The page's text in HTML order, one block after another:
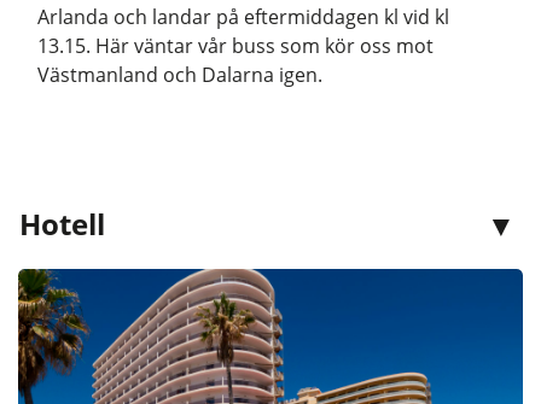
Arlanda och landar på eftermiddagen kl vid kl
13.15. Här väntar vår buss som kör oss mot
Västmanland och Dalarna igen.
Hotell